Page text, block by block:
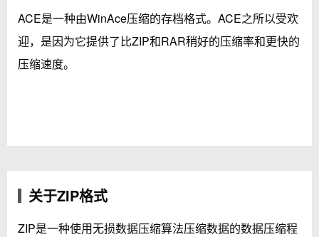
ACE是一种由WinAce压缩的存档格式。ACE之所以受欢
迎，是因为它提供了比ZIP和RAR稍好的压缩率和更快的
压缩速度。
关于ZIP格式
ZIP是一种使用无损数据压缩算法压缩数据的数据压缩程